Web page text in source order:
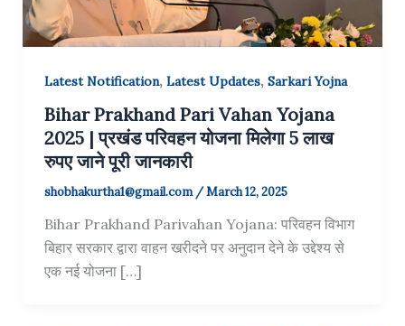
Latest Notification, Latest Updates, Sarkari Yojna
Bihar Prakhand Pari Vahan Yojana
2025 | प्रखंड परिवहन योजना मिलेगा 5 लाख
रुपए जाने पूरी जानकारी
shobhakurtha1@gmail.com/March 12, 2025
Bihar Prakhand Parivahan Yojana: परिवहन विभाग
बिहार सरकार द्वारा वाहन खरीदने पर अनुदान देने के उद्देश्य से
एक नई योजना […]